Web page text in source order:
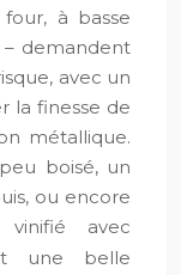
à basse
demandent
avec un
la finesse de
métallique.
boisé, un
ou encore
avec
une belle